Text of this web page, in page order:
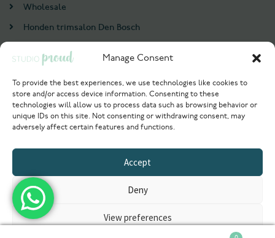
Manage Consent
To provide the best experiences, we use technologies like cookies to
store and/or access device information. Consenting to these
technologies will allow us to process data such as browsing behavior or
unique IDs on this site. Not consenting or withdrawing consent, may
adversely affect certain features and functions.
Accept
Deny
View preferences
Wholesale
Honden trimsalon Den Bosch
Login / Register
Probeer nu
© 2021 Studioproud. All rights reserved.
Powered by